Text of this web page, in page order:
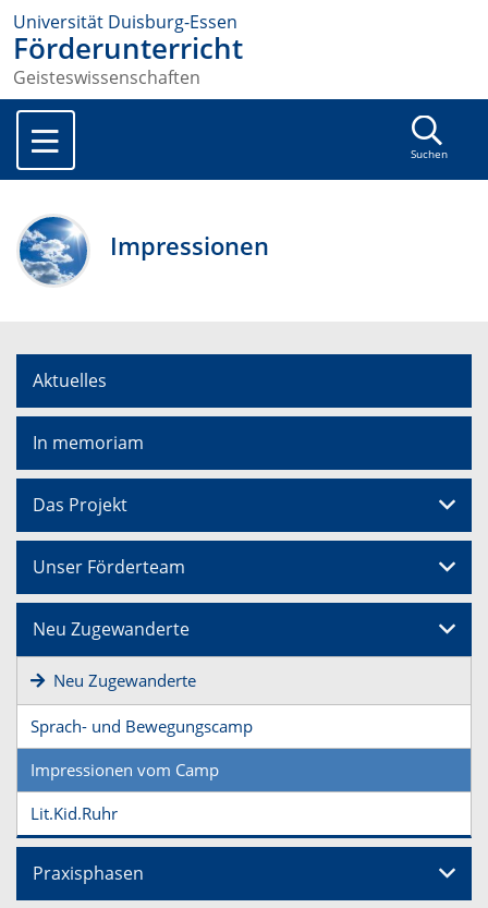
Universität Duisburg-Essen
Förderunterricht
Geisteswissenschaften
Suchen
Impressionen
Aktuelles
In memoriam
Das Projekt
Unser Förderteam
Neu Zugewanderte
Neu Zugewanderte
Sprach- und Bewegungscamp
Impressionen vom Camp
Lit.Kid.Ruhr
Praxisphasen